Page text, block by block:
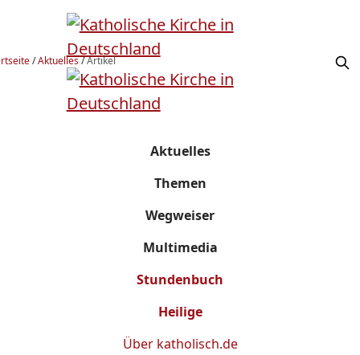
/Aktuelles/Artikel
Aktuelles
Themen
Wegweiser
Multimedia
Stundenbuch
Heilige
Über katholisch.de